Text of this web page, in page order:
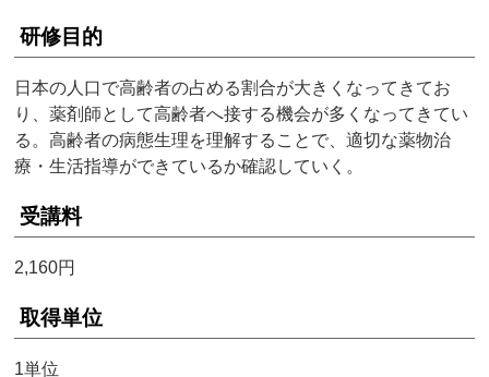
研修目的
日本の人口で高齢者の占める割合が大きくなってきてお
り、薬剤師として高齢者へ接する機会が多くなってきてい
る。高齢者の病態生理を理解することで、適切な薬物治
療・生活指導ができているか確認していく。
受講料
2,160円
取得単位
1単位